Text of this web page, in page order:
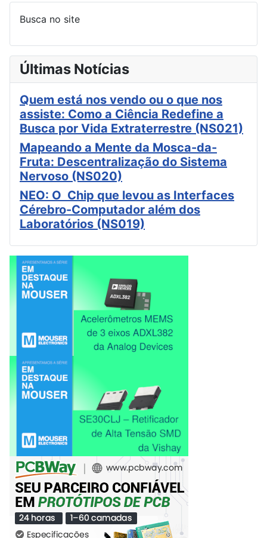
Busca no site
Últimas Notícias
Quem está nos vendo ou o que nos
assiste: Como a Ciência Redefine a
Busca por Vida Extraterrestre (NS021)
Mapeando a Mente da Mosca-da-
Fruta: Descentralização do Sistema
Nervoso (NS020)
NEO: O Chip que levou as Interfaces
Cérebro-Computador além dos
Laboratórios (NS019)